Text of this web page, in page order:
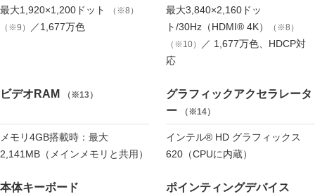
最大1,920×1,200ドット
（※8）
（※9）
／1,677万色
最大3,840×2,160ドッ
ト/30Hz（HDMI® 4K）
（※8）
（※10）
／ 1,677万色、HDCP対
応
ビデオRAM （※13）
メモリ4GB搭載時：最大
2,141MB（メインメモリと共用）
グラフィックアクセラレータ
ー
（※14）
インテル® HD グラフィックス
620（CPUに内蔵）
本体キーボード ポインティングデバイス